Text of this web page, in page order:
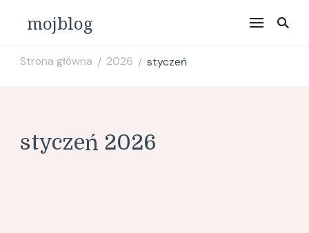
mojblog
Strona główna / 2026 / styczeń
styczeń 2026